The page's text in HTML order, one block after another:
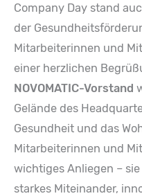
Company Day stand
der
Mitarbeiterinnen und
einer herzlichen
NOVOMATIC-Vorstand
Gelände des
Gesundheit und das
Mitarbeiterinnen und
wichtiges Anliegen –
starkes Miteinander,